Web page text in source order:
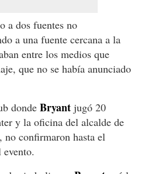
a dos fuentes no
a una fuente cercana a la
entre los medios que
que no se había anunciado
donde Bryant jugó 20
y la oficina del alcalde de
confirmaron hasta el